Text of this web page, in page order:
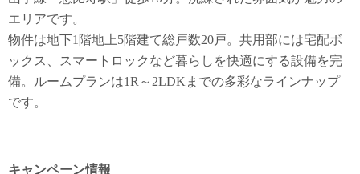
エリアです。
物件は地下1階地上5階建て総戸数20戸。共用部には宅配ボ
ックス、スマートロックなど暮らしを快適にする設備を完
備。ルームプランは1R～2LDKまでの多彩なラインナップ
です。
キャンペーン情報